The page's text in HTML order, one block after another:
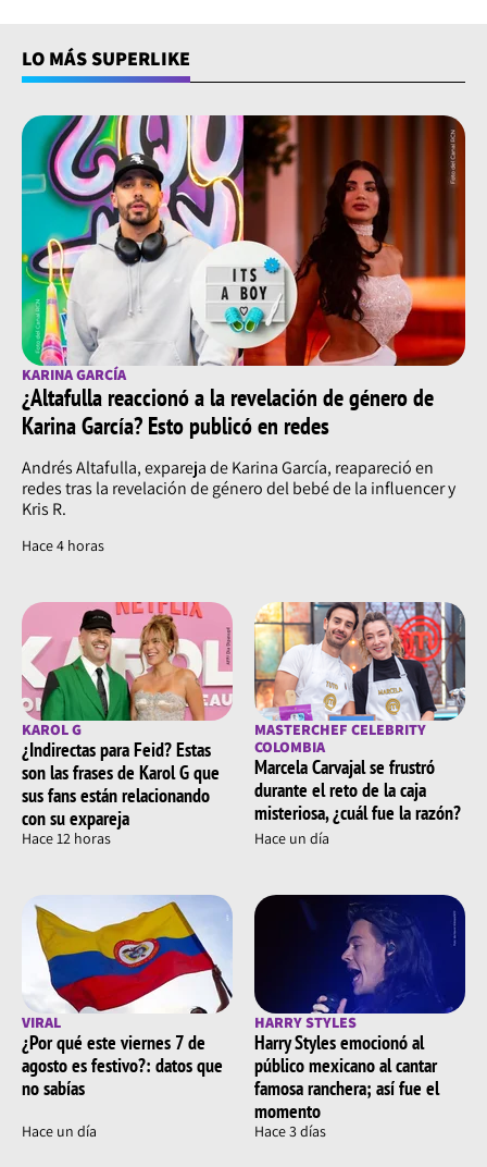
LO MÁS SUPERLIKE
KARINA GARCÍA
¿Altafulla reaccionó a la revelación de género de
Karina García? Esto publicó en redes
Andrés Altafulla, expareja de Karina García, reapareció en
redes tras la revelación de género del bebé de la influencer y
Kris R.
Hace 4 horas
KAROL G
¿Indirectas para Feid? Estas
son las frases de Karol G que
sus fans están relacionando
con su expareja
Hace 12 horas
MASTERCHEF CELEBRITY
COLOMBIA
Marcela Carvajal se frustró
durante el reto de la caja
misteriosa, ¿cuál fue la razón?
Hace un día
VIRAL
¿Por qué este viernes 7 de
agosto es festivo?: datos que
no sabías
Hace un día
HARRY STYLES
Harry Styles emocionó al
público mexicano al cantar
famosa ranchera; así fue el
momento
Hace 3 días